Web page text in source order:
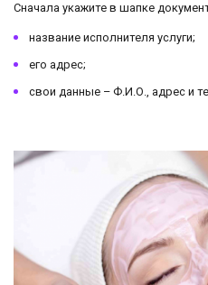
Сначала укажите в шапке
название исполнителя услуги;
его адрес;
свои данные – Ф.И.О., адрес и